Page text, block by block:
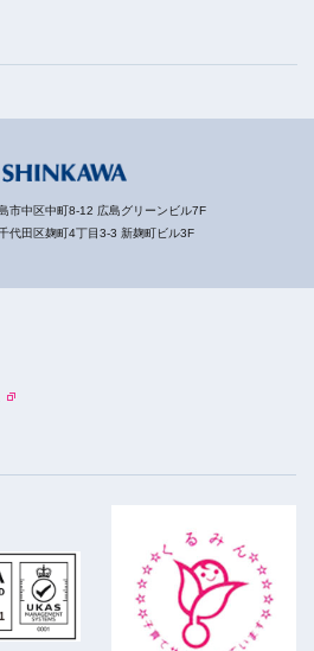
市中区中町8-12 広島グリーンビル7F
代田区麹町4丁目3-3 新麹町ビル3F